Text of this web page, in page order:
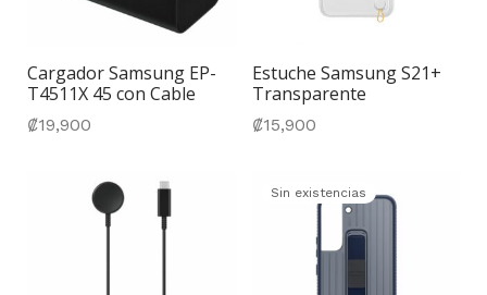
Cargador Samsung EP-
T4511X 45 con Cable
₡19,900
Estuche Samsung S21+
Transparente
₡15,900
Sin existencias